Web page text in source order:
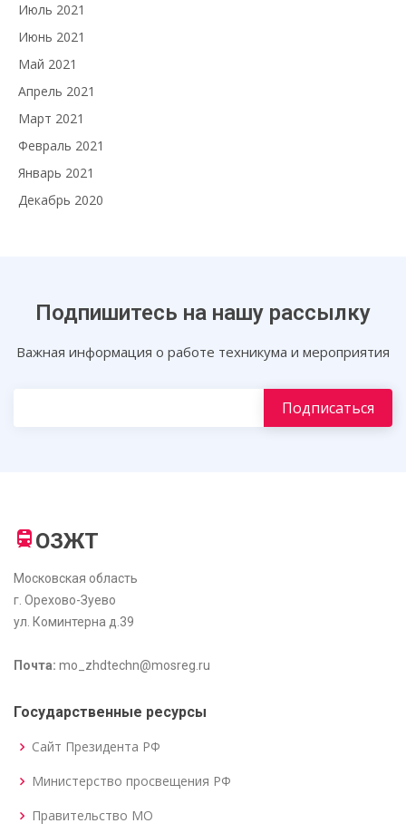
Июль 2021
Июнь 2021
Май 2021
Апрель 2021
Март 2021
Февраль 2021
Январь 2021
Декабрь 2020
Подпишитесь на нашу рассылку
Важная информация о работе техникума и мероприятия
ОЗЖТ
Московская область
г. Орехово-Зуево
ул. Коминтерна д.39
Почта: mo_zhdtechn@mosreg.ru
Государственные ресурсы
Сайт Президента РФ
Министерство просвещения РФ
Правительство МО